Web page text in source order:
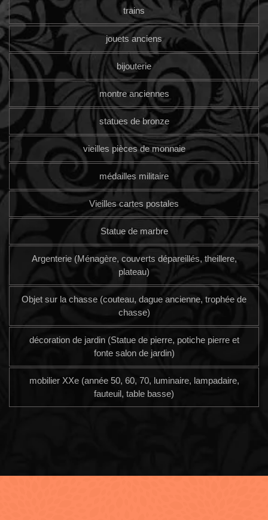
trains
jouets anciens
bijouterie
montre anciennes
statues de bronze
vieilles pièces de monnaie
médailles militaire
Vieilles cartes postales
Statue de marbre
Argenterie (Ménagère, couverts dépareillés, theillere,
plateau)
Objet sur la chasse (couteau, dague ancienne, trophée de
chasse)
décoration de jardin (Statue de pierre, potiche pierre et
fonte salon de jardin)
mobilier XXe (année 50, 60, 70, luminaire, lampadaire,
fauteuil, table basse)